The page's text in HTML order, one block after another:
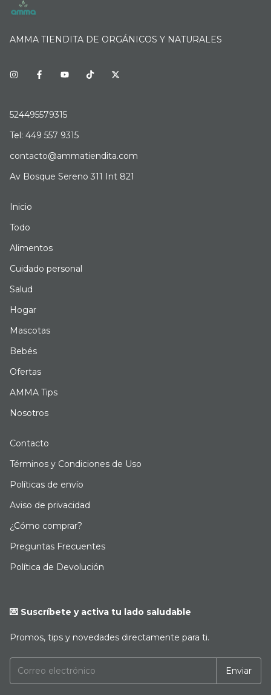
AMMA TIENDITA DE ORGÁNICOS Y NATURALES
524495579315
Tel: 449 557 9315
contacto@ammatiendita.com
Av Bosque Sereno 311 Int 821
Inicio
Todo
Alimentos
Cuidado personal
Salud
Hogar
Mascotas
Bebés
Ofertas
AMMA Tips
Nosotros
Contacto
Términos y Condiciones de Uso
Políticas de envío
Aviso de privacidad
¿Cómo comprar?
Preguntas Frecuentes
Política de Devolución
💌 Suscríbete y activa tu lado saludable
Promos, tips y novedades directamente para ti.